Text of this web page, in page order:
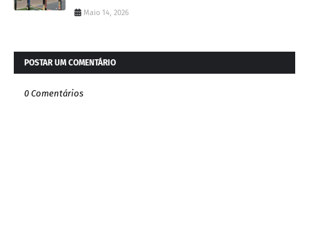
Maio 14, 2026
POSTAR UM COMENTÁRIO
0 Comentários